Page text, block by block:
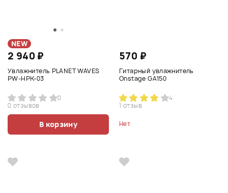
NEW
2 940 ₽
Увлажнитель PLANET WAVES
PW-HPK-03
0
0 отзывов
В корзину
570 ₽
Гитарный увлажнитель
Onstage GA150
4
1 отзыв
Нет